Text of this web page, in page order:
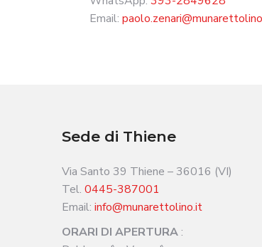
Email:
Sede di Thiene
Via Santo 39 Thiene – 36016 (VI)
Tel. 0445-387001
Email: info@munarettolino.it
ORARI DI APERTURA: